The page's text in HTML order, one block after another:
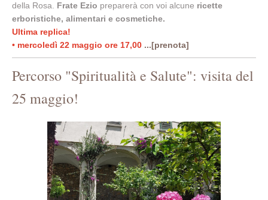
della Rosa. Frate Ezio preparerà con voi alcune ricette
erboristiche, alimentari e cosmetiche.
Ultima replica!
• mercoledì 22 maggio ore 17,00 ...[prenota]
Percorso "Spiritualità e Salute": visita del
25 maggio!